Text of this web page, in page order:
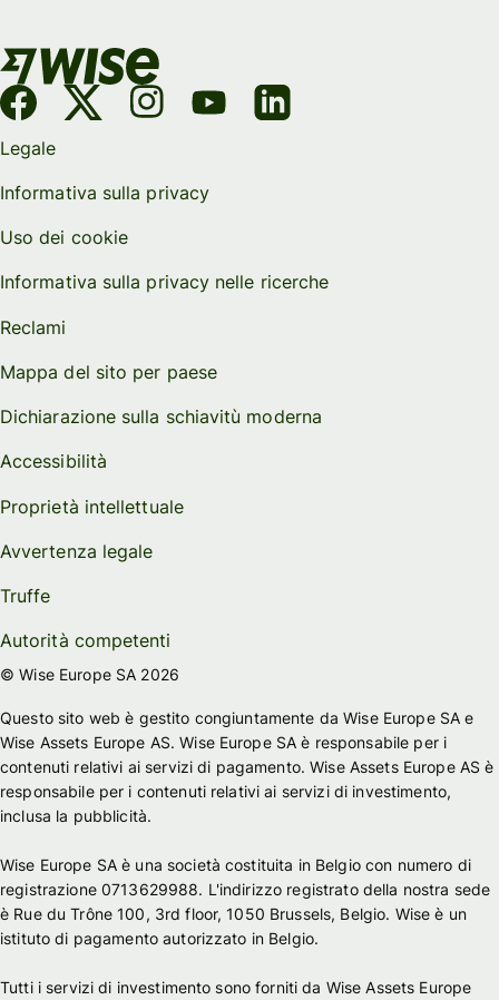
Legale
Informativa sulla privacy
Uso dei cookie
Informativa sulla privacy nelle ricerche
Reclami
Mappa del sito per paese
Dichiarazione sulla schiavitù moderna
Accessibilità
Proprietà intellettuale
Avvertenza legale
Truffe
Autorità competenti
© Wise Europe SA 2026
Questo sito web è gestito congiuntamente da Wise Europe SA e
Wise Assets Europe AS. Wise Europe SA è responsabile per i
contenuti relativi ai servizi di pagamento. Wise Assets Europe AS è
responsabile per i contenuti relativi ai servizi di investimento,
inclusa la pubblicità.
Wise Europe SA è una società costituita in Belgio con numero di
registrazione 0713629988. L'indirizzo registrato della nostra sede
è Rue du Trône 100, 3rd floor, 1050 Brussels, Belgio. Wise è un
istituto di pagamento autorizzato in Belgio.
Tutti i servizi di investimento sono forniti da Wise Assets Europe